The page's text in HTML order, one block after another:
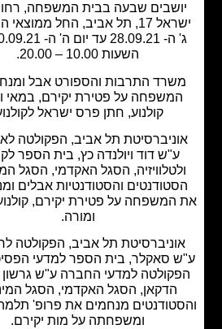
שבעה בבית המשפחה, רחוב נצח
ישראל 17, תל אביב, החל ממוצאי החג, יום
ג' ה- 28.09.21 עד יום ה' ה- 30.09.21, בין
התרבות והספורט אבל ומנחם את
על פטירת יקירם, במאי וחוקר
קולנוע, חתן פרס ישראל לקולנוע.
תל אביב, הפקולטה לאמנויות
ע"ש דוד ויולנדה כץ, בית הספר לקולנוע
הסגל האקדמי, הסגל המינהלי,
והסטודנטיות אבלים ומנחמים
על פטירת יקירם, קולנוען, חוקר
תל אביב, הפקולטה לרפואה
סאקלר, בית הספר למדעי הפסיכולוגיה,
למדעי החברה ע"ש גרשון גורדון,
הדקאן, הסגל האקדמי, הסגל המינהלי
מנחמים את פרופ' תלמה הנדלר
ומשפחתה על מות יקירם.